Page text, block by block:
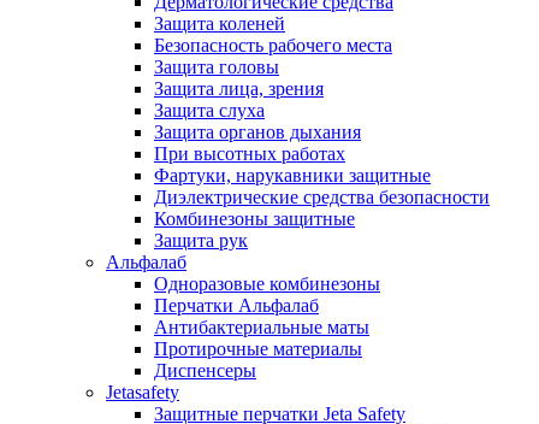
Защита коленей
Безопасность рабочего места
Защита головы
Защита лица, зрения
Защита слуха
Защита органов дыхания
При высотных работах
Фартуки, нарукавники защитные
Диэлектрические средства безопасности
Комбинезоны защитные
Защита рук
Альфалаб
Одноразовые комбинезоны
Перчатки Альфалаб
Антибактериальные маты
Протирочные материалы
Диспенсеры
Jetasafety
Защитные перчатки Jeta Safety